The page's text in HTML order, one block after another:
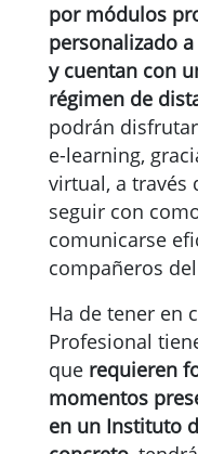
por módulos
personalizado
y cuentan con
régimen de
podrán
e-learning,
virtual, a través
seguir con
comunicarse
compañeros
Ha de tener en
Profesional
que requieren
momentos
en un Instituto